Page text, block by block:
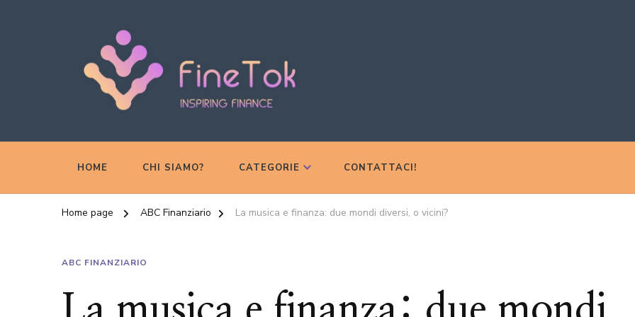
HOME CHI SIAMO? CATEGORIE CONTATTACI!
Home page ABC Finanziario La musica e finanza: due mondi diversi, o vicini?
ABC FINANZIARIO